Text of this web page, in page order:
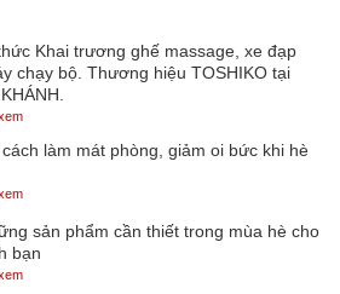
Khai trương ghế massage, xe đạp
chạy bộ. Thương hiệu TOSHIKO tại
làm mát phòng, giảm oi bức khi hè
sản phẩm cần thiết trong mùa hè cho
bạn